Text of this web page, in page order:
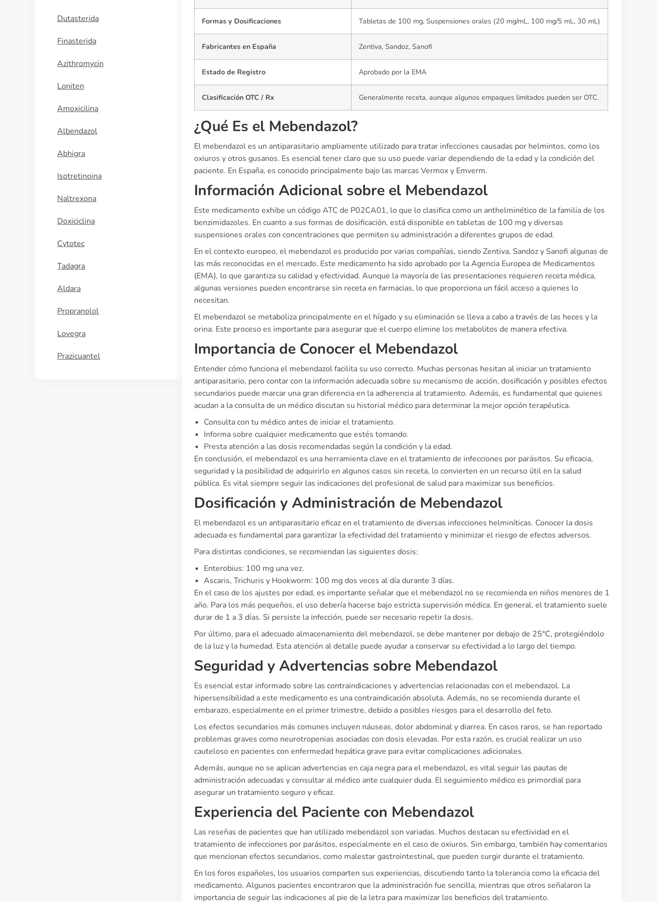
Dutasterida
Finasterida
Azithromycin
Loniten
Amoxicilina
Albendazol
Abhigra
Isotretinoina
Naltrexona
Doxiciclina
Cytotec
Tadagra
Aldara
Propranolol
Lovegra
Prazicuantel
Formas y Dosificaciones Tabletas de 100 mg, Suspensiones orales (20 mg/mL, 100 mg/5 mL, 30 mL)
Fabricantes en España Zentiva, Sandoz, Sanofi
Estado de Registro Aprobado por la EMA
Clasificación OTC / Rx Generalmente receta, aunque algunos empaques limitados pueden ser OTC.
¿Qué Es el Mebendazol?
El mebendazol es un antiparasitario ampliamente utilizado para tratar infecciones causadas por helmintos, como los
oxiuros y otros gusanos. Es esencial tener claro que su uso puede variar dependiendo de la edad y la condición del
paciente. En España, es conocido principalmente bajo las marcas Vermox y Emverm.
Información Adicional sobre el Mebendazol
Este medicamento exhibe un código ATC de P02CA01, lo que lo clasifica como un anthelminético de la familia de los
benzimidazoles. En cuanto a sus formas de dosificación, está disponible en tabletas de 100 mg y diversas
suspensiones orales con concentraciones que permiten su administración a diferentes grupos de edad.
En el contexto europeo, el mebendazol es producido por varias compañías, siendo Zentiva, Sandoz y Sanofi algunas de
las más reconocidas en el mercado. Este medicamento ha sido aprobado por la Agencia Europea de Medicamentos
(EMA), lo que garantiza su calidad y efectividad. Aunque la mayoría de las presentaciones requieren receta médica,
algunas versiones pueden encontrarse sin receta en farmacias, lo que proporciona un fácil acceso a quienes lo
necesitan.
El mebendazol se metaboliza principalmente en el hígado y su eliminación se lleva a cabo a través de las heces y la
orina. Este proceso es importante para asegurar que el cuerpo elimine los metabolitos de manera efectiva.
Importancia de Conocer el Mebendazol
Entender cómo funciona el mebendazol facilita su uso correcto. Muchas personas hesitan al iniciar un tratamiento
antiparasitario, pero contar con la información adecuada sobre su mecanismo de acción, dosificación y posibles efectos
secundarios puede marcar una gran diferencia en la adherencia al tratamiento. Además, es fundamental que quienes
acudan a la consulta de un médico discutan su historial médico para determinar la mejor opción terapéutica.
Consulta con tu médico antes de iniciar el tratamiento.
Informa sobre cualquier medicamento que estés tomando.
Presta atención a las dosis recomendadas según la condición y la edad.
En conclusión, el mebendazol es una herramienta clave en el tratamiento de infecciones por parásitos. Su eficacia,
seguridad y la posibilidad de adquirirlo en algunos casos sin receta, lo convierten en un recurso útil en la salud
pública. Es vital siempre seguir las indicaciones del profesional de salud para maximizar sus beneficios.
Dosificación y Administración de Mebendazol
El mebendazol es un antiparasitario eficaz en el tratamiento de diversas infecciones helminíticas. Conocer la dosis
adecuada es fundamental para garantizar la efectividad del tratamiento y minimizar el riesgo de efectos adversos.
Para distintas condiciones, se recomiendan las siguientes dosis:
Enterobius: 100 mg una vez.
Ascaris, Trichuris y Hookworm: 100 mg dos veces al día durante 3 días.
En el caso de los ajustes por edad, es importante señalar que el mebendazol no se recomienda en niños menores de 1
año. Para los más pequeños, el uso debería hacerse bajo estricta supervisión médica. En general, el tratamiento suele
durar de 1 a 3 días. Si persiste la infección, puede ser necesario repetir la dosis.
Por último, para el adecuado almacenamiento del mebendazol, se debe mantener por debajo de 25°C, protegiéndolo
de la luz y la humedad. Esta atención al detalle puede ayudar a conservar su efectividad a lo largo del tiempo.
Seguridad y Advertencias sobre Mebendazol
Es esencial estar informado sobre las contraindicaciones y advertencias relacionadas con el mebendazol. La
hipersensibilidad a este medicamento es una contraindicación absoluta. Además, no se recomienda durante el
embarazo, especialmente en el primer trimestre, debido a posibles riesgos para el desarrollo del feto.
Los efectos secundarios más comunes incluyen náuseas, dolor abdominal y diarrea. En casos raros, se han reportado
problemas graves como neurotropenias asociadas con dosis elevadas. Por esta razón, es crucial realizar un uso
cauteloso en pacientes con enfermedad hepática grave para evitar complicaciones adicionales.
Además, aunque no se aplican advertencias en caja negra para el mebendazol, es vital seguir las pautas de
administración adecuadas y consultar al médico ante cualquier duda. El seguimiento médico es primordial para
asegurar un tratamiento seguro y eficaz.
Experiencia del Paciente con Mebendazol
Las reseñas de pacientes que han utilizado mebendazol son variadas. Muchos destacan su efectividad en el
tratamiento de infecciones por parásitos, especialmente en el caso de oxiuros. Sin embargo, también hay comentarios
que mencionan efectos secundarios, como malestar gastrointestinal, que pueden surgir durante el tratamiento.
En los foros españoles, los usuarios comparten sus experiencias, discutiendo tanto la tolerancia como la eficacia del
medicamento. Algunos pacientes encontraron que la administración fue sencilla, mientras que otros señalaron la
importancia de seguir las indicaciones al pie de la letra para maximizar los beneficios del tratamiento.